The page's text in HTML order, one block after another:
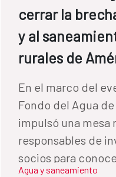
cerrar la
y al
rurales de
En el marco del
Fondo del Agua
impulsó una mesa
responsables de
socios para
Agua y saneamiento